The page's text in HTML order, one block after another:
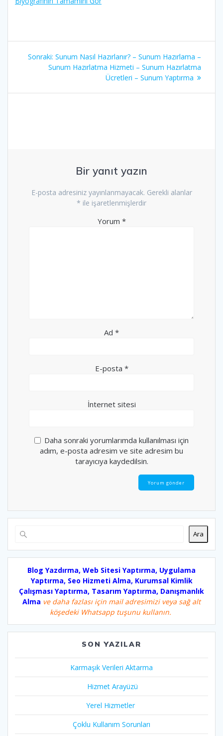
Yazı
gezinmesi
Sonraki: Sonraki
yazı:
Sunum Nasıl Hazırlanır? – Sunum Hazırlama –
Sunum Hazırlatma Hizmeti – Sunum Hazırlatma
Ücretleri – Sunum Yaptırma
Bir yanıt yazın
E-posta adresiniz yayınlanmayacak. Gerekli alanlar
* ile işaretlenmişlerdir
Yorum *
Ad *
E-posta *
İnternet sitesi
Daha sonraki yorumlarımda kullanılması için
adım, e-posta adresim ve site adresim bu
tarayıcıya kaydedilsin.
Ara
Blog Yazdırma, Web Sitesi Yaptırma, Uygulama
Yaptırma, Seo Hizmeti Alma, Kurumsal Kimlik
Çalışması Yaptırma, Tasarım Yaptırma, Danışmanlık
Alma ve daha fazlası için mail adresimizi veya sağ alt
köşedeki Whatsapp tuşunu kullanın.
SON YAZILAR
Karmaşık Verileri Aktarma
Hizmet Arayüzü
Yerel Hizmetler
Çoklu Kullanım Sorunları